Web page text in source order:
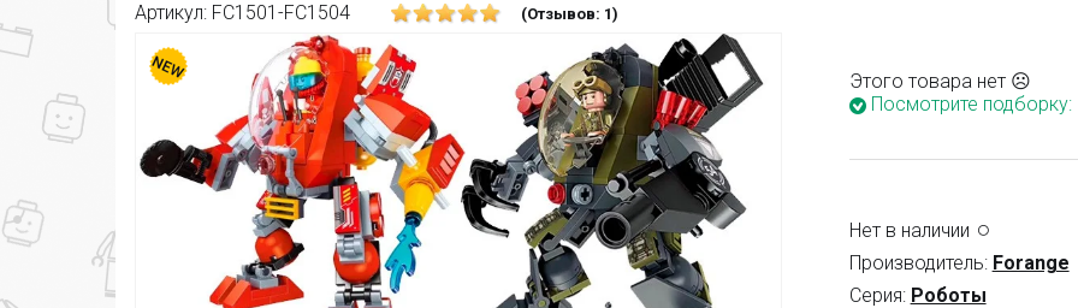
Артикул: FC1501-FC1504 (Отзывов: 1)
Этого товара нет ☹
Посмотрите подборку:
Нет в наличии
Производитель: Forange
Серия: Роботы